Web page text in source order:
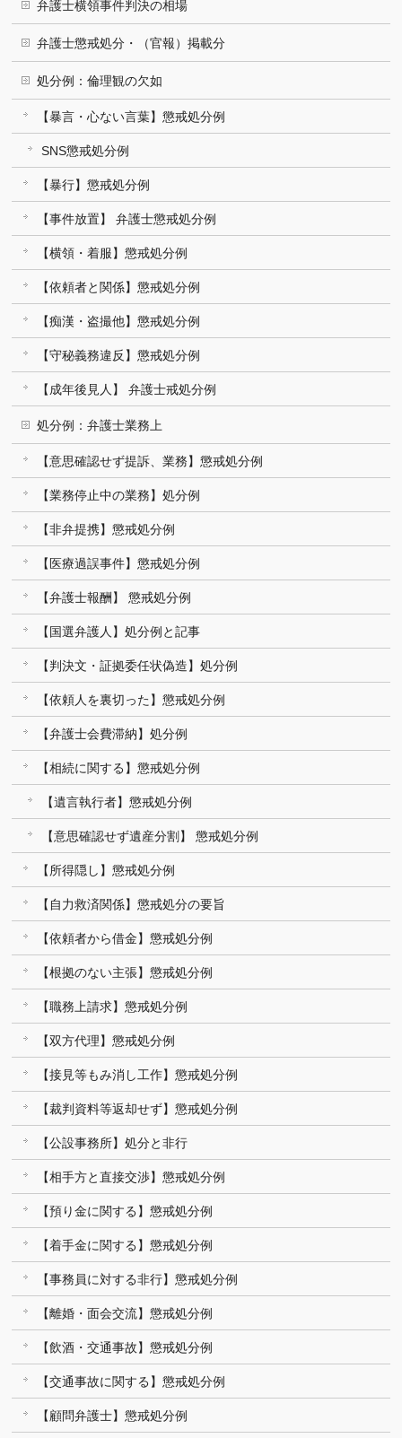
弁護士横領事件判決の相場
弁護士懲戒処分・（官報）掲載分
処分例：倫理観の欠如
【暴言・心ない言葉】懲戒処分例
SNS懲戒処分例
【暴行】懲戒処分例
【事件放置】 弁護士懲戒処分例
【横領・着服】懲戒処分例
【依頼者と関係】懲戒処分例
【痴漢・盗撮他】懲戒処分例
【守秘義務違反】懲戒処分例
【成年後見人】 弁護士戒処分例
処分例：弁護士業務上
【意思確認せず提訴、業務】懲戒処分例
【業務停止中の業務】処分例
【非弁提携】懲戒処分例
【医療過誤事件】懲戒処分例
【弁護士報酬】 懲戒処分例
【国選弁護人】処分例と記事
【判決文・証拠委任状偽造】処分例
【依頼人を裏切った】懲戒処分例
【弁護士会費滞納】処分例
【相続に関する】懲戒処分例
【遺言執行者】懲戒処分例
【意思確認せず遺産分割】 懲戒処分例
【所得隠し】懲戒処分例
【自力救済関係】懲戒処分の要旨
【依頼者から借金】懲戒処分例
【根拠のない主張】懲戒処分例
【職務上請求】懲戒処分例
【双方代理】懲戒処分例
【接見等もみ消し工作】懲戒処分例
【裁判資料等返却せず】懲戒処分例
【公設事務所】処分と非行
【相手方と直接交渉】懲戒処分例
【預り金に関する】懲戒処分例
【着手金に関する】懲戒処分例
【事務員に対する非行】懲戒処分例
【離婚・面会交流】懲戒処分例
【飲酒・交通事故】懲戒処分例
【交通事故に関する】懲戒処分例
【顧問弁護士】懲戒処分例